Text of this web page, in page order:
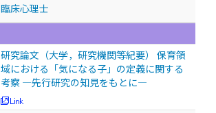
臨床心理士
研究論文（大学，研究機関等紀要） 保育領
域における「気になる子」の定義に関する
考察 ―先行研究の知見をもとに―